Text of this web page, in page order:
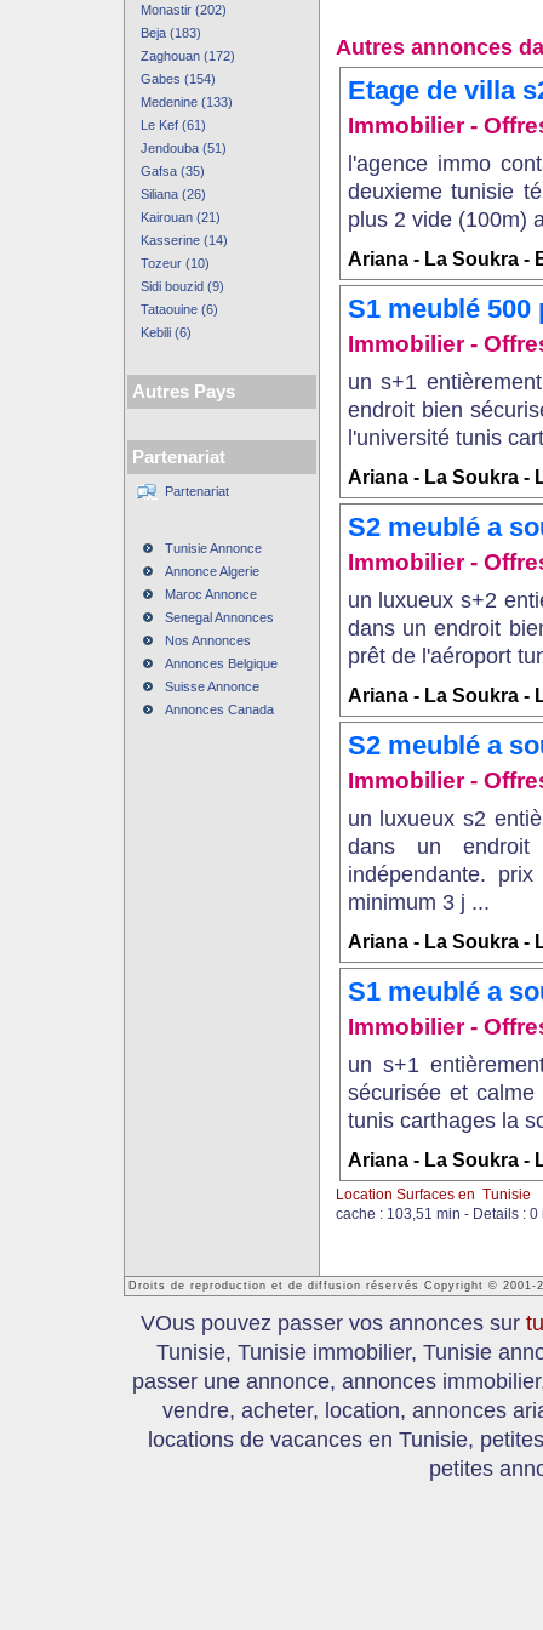
Monastir (202)
Beja (183)
Zaghouan (172)
Gabes (154)
Medenine (133)
Le Kef (61)
Jendouba (51)
Gafsa (35)
Siliana (26)
Kairouan (21)
Kasserine (14)
Tozeur (10)
Sidi bouzid (9)
Tataouine (6)
Kebili (6)
Autres Pays
Partenariat
Partenariat
Tunisie Annonce
Annonce Algerie
Maroc Annonce
Senegal Annonces
Nos Annonces
Annonces Belgique
Suisse Annonce
Annonces Canada
Autres annonces
Etage de villa
Immobilier -
l'agence immo
deuxieme tunisie
plus 2 vide (100m)
Ariana - La Soukra -
S1 meublé
Immobilier -
un s+1
endroit bien
l'université tunis
Ariana - La Soukra -
S2 meublé a
Immobilier -
un luxueux s+2
dans un endroit
prêt de l'aéroport
Ariana - La Soukra -
S2 meublé a
Immobilier -
un luxueux s2
dans un
indépendante.
minimum 3 j ...
Ariana - La Soukra -
S1 meublé a
Immobilier -
un s+1
sécurisée et
tunis carthages la
Ariana - La Soukra -
Location Surfaces en Tunisie
cache : 103,51 min - Details : 0
Droits de reproduction et de diffusion réservés Copyright © 2001-
VOus pouvez passer vos annonces sur
Tunisie, Tunisie immobilier, Tunisie
passer une annonce, annonces
vendre, acheter, location, annonces
locations de vacances en Tunisie,
petites